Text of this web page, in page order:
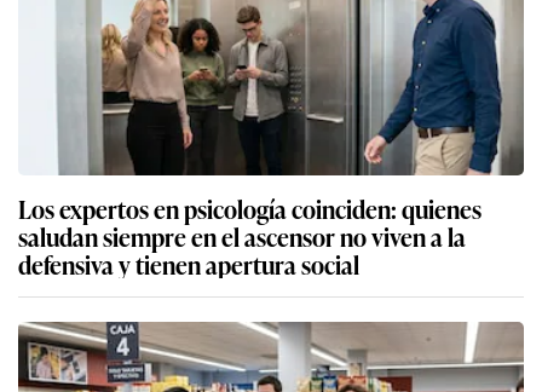
Los expertos en psicología coinciden: quienes
saludan siempre en el ascensor no viven a la
defensiva y tienen apertura social